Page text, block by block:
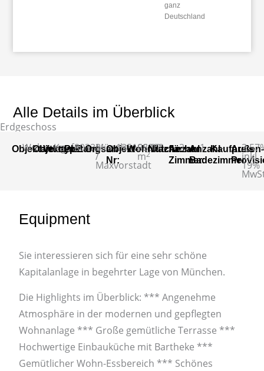
ganz
Deutschland
Alle Details im Überblick
Erdgeschoss
Objektart
Wohnung
Objekttyp
Vermarktungsart
KaufPLZ80333
OrtMünchen
/
Maxvorstadt
Objekt-
Nr:
135196083
Wohnfläche:
68,00
m2Nutzfläche
-
Anzahl
Zimmer:
2 Anzahl
Badezimmer
1 Kaufpreis
-
Außen-
inkl.
19%
Equipment
Sie interessieren sich für eine sehr schöne
Kapitalanlage in begehrter Lage von München.
Die Highlights im Überblick: *** Angenehme
Atmosphäre in der modernen und gepflegten
Wohnanlage *** Große gemütliche Terrasse ***
Hochwertige Einbauküche mit Bartheke ***
Gemütlicher Wohn-Essbereich *** Schönes